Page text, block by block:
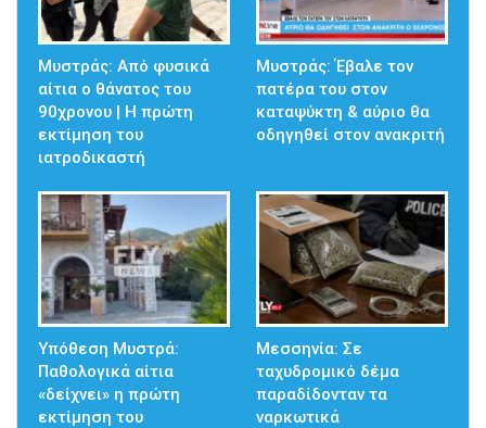
Μυστράς: Από φυσικά
αίτια ο θάνατος του
90χρονου | Η πρώτη
εκτίμηση του
ιατροδικαστή
Μυστράς: Έβαλε τον
πατέρα του στον
καταψύκτη & αύριο θα
οδηγηθεί στον ανακριτή
Υπόθεση Μυστρά:
Παθολογικά αίτια
«δείχνει» η πρώτη
εκτίμηση του
Μεσσηνία: Σε
ταχυδρομικό δέμα
παραδίδονταν τα
ναρκωτικά